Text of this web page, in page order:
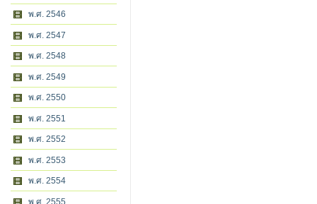
พ.ศ. 2546
พ.ศ. 2547
พ.ศ. 2548
พ.ศ. 2549
พ.ศ. 2550
พ.ศ. 2551
พ.ศ. 2552
พ.ศ. 2553
พ.ศ. 2554
พ.ศ. 2555